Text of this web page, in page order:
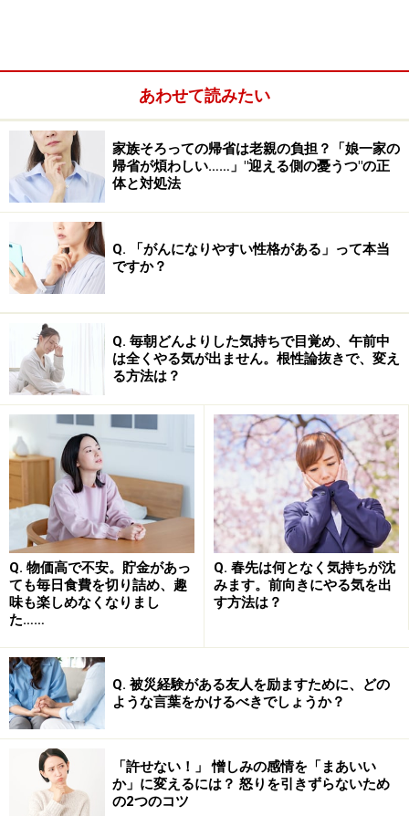
先回りして人生のヒントを示す父親を、息
子はどう捉えるか
しかし、このように「息子に合う環境」を積極的に用意
しようとする父親の熱意が、当の息子に思いがけない負
の影響を与えてしまう場合があります。
それは、先回りして息子の個性に合う環境を選び、父親
の判断でレールを敷いてしてしまうと、息子は自動的に
そのレール通りの生き方を歩んでしまうという影響で
す。
この傾向は、特に幼い時期には顕著です。幼児期から児
童期の男の子は父親と自分を同一視し、父親が正しいと
考えるルールや生き方を勤勉に達成しようとします。し
たがって、「僕は○○校に行きたい！」「僕は将来○○にな
りたい！」と子ども自身が語っているとしても、それは
父親の希望を反映した言葉であり、子ども自身から内発
する希望ではないことがあります。
特に、中学受験に挑戦する小学生時代は、息子が父親の
希望を素直に受け入れやすい時期であるため、父親にと
ってはレールを敷きやすい時期です。ただしその挑戦
は、息子本人が吟味して決めたものであるとは限らない
ため、息子の自主性や自立に影響が生じることがありま
す。
「反発すべき父」が見当たらない思春期息
子の課題
あわせて読みたい
家族そろっての帰省は老親の負担？「娘一家の
帰省が煩わしい……」"迎える側の憂うつ"の正
体と対処法
Q. 「がんになりやすい性格がある」って本当
ですか？
Q. 毎朝どんよりした気持ちで目覚め、午前中
は全くやる気が出ません。根性論抜きで、変え
る方法は？
Q. 物価高で不安。貯金があっ
ても毎日食費を切り詰め、趣
味も楽しめなくなりまし
た……
Q. 春先は何となく気持ちが沈
みます。前向きにやる気を出
す方法は？
Q. 被災経験がある友人を励ますために、どの
ような言葉をかけるべきでしょうか？
「許せない！」 憎しみの感情を「まあいい
か」に変えるには？ 怒りを引きずらないため
の2つのコツ